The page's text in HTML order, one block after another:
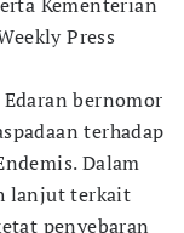
Press
bernomor
terhadap
Dalam
lanjut terkait
penyebaran